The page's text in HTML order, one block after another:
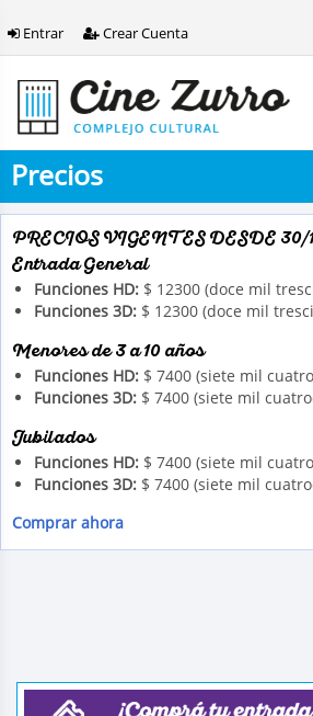
Entrar Crear Cuenta
Precios
PRECIOS VIGENTES DESDE 30/
Entrada General
Funciones HD: $ 12300 (doce mil
Funciones 3D: $ 12300 (doce mil
Menores de 3 a 10 años
Funciones HD: $ 7400 (siete mil
Funciones 3D: $ 7400 (siete mil
Jubilados
Funciones HD: $ 7400 (siete mil
Funciones 3D: $ 7400 (siete mil
Comprar ahora